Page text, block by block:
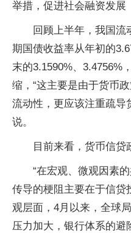
举措，促进社会融资发展
回顾上半年，我国流
期国债收益率从年初的
末的3.1590%、3.4756%
缩，“这主要是由于货币
流动性，更应该注重疏导
说。
目前来看，货币信贷
“在宏观、微观因素
传导的梗阻主要在于信贷
观层面，4月以来，全球
压力加大，银行体系的